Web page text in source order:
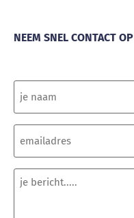
NEEM SNEL CONTACT OP
Naam
(Vereist)
E-
mailadres
Geen
titel